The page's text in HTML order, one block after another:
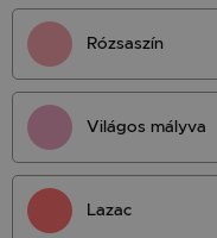
Rózsaszín
Világos mályva
Lazac